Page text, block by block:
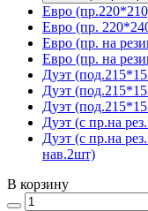
Евро
Евро (пр.
Евро (пр. на
Евро (пр. на
Дуэт
Дуэт
Дуэт
Дуэт (с пр.на
Дуэт (с пр.на
нав.2шт)
В корзину